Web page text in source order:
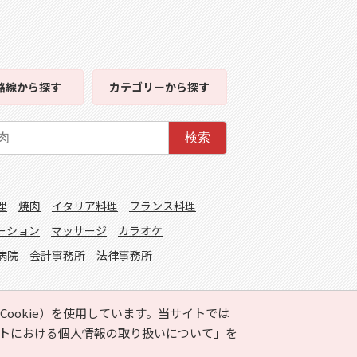
）を使用しています。当サイトでは
における個人情報の取り扱いについて」 を
線から探す カテゴリーから探す
検索
焼肉 イタリア料理
フランス料理
ション マッサージ
カラオケ
院 会計事務所 法律事務所